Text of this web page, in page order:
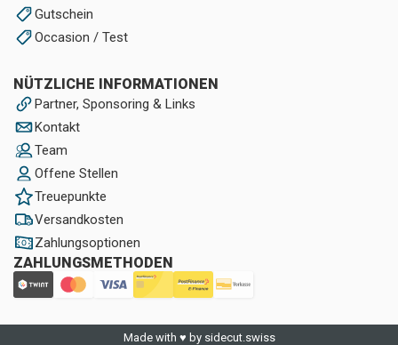
Gutschein
Occasion / Test
NÜTZLICHE INFORMATIONEN
Partner, Sponsoring & Links
Kontakt
Team
Offene Stellen
Treuepunkte
Versandkosten
Zahlungsoptionen
ZAHLUNGSMETHODEN
Made with ♥ by sidecut.swiss